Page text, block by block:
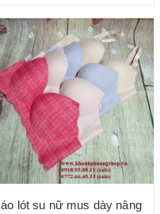
áo lót su nữ mus dày nâng